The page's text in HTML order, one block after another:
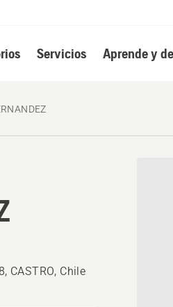
Servicios Aprende y
CASTRO, Chile